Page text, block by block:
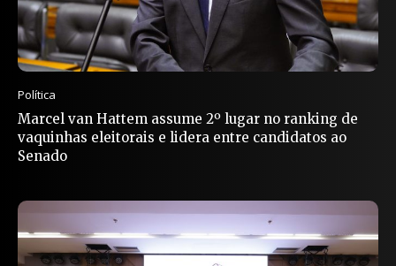
Política
Marcel van Hattem assume 2º lugar no ranking de
vaquinhas eleitorais e lidera entre candidatos ao
Senado